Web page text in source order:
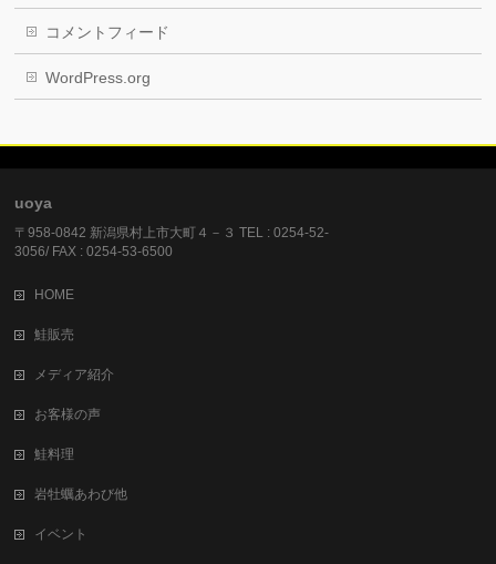
コメントフィード
WordPress.org
uoya
〒958-0842 新潟県村上市大町４－３ TEL : 0254-52-
3056/ FAX : 0254-53-6500
HOME
鮭販売
メディア紹介
お客様の声
鮭料理
岩牡蠣あわび他
イベント